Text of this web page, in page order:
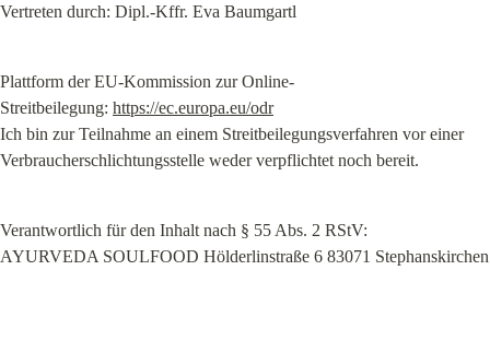
Vertreten durch: Dipl.-Kffr. Eva Baumgartl
Plattform der EU-Kommission zur Online-
Streitbeilegung: https://ec.europa.eu/odr
Ich bin zur Teilnahme an einem Streitbeilegungsverfahren vor einer
Verbraucherschlichtungsstelle weder verpflichtet noch bereit.
Verantwortlich für den Inhalt nach § 55 Abs. 2 RStV:
AYURVEDA SOULFOOD Hölderlinstraße 6 83071 Stephanskirchen